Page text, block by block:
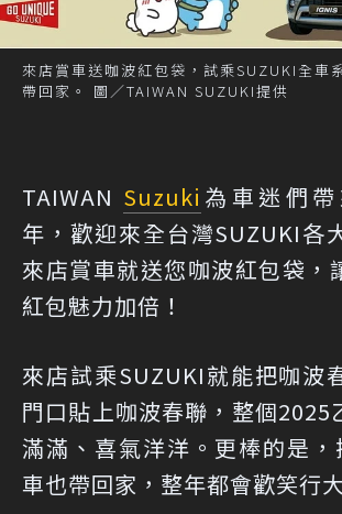
來店賞車送咖波紅包袋，試乘SUZUKI全車
帶回家。 圖／TAIWAN SUZUKI提供
TAIWAN Suzuki 為車迷們
年，歡迎來全台灣SUZUKI各
來店賞車就送您咖波紅包袋，
紅包魅力加倍！
來店試乘SUZUKI就能把咖波
門口貼上咖波春聯，整個2025
滿滿、喜氣洋洋。更棒的是，
車也帶回家，整年都會歡笑行